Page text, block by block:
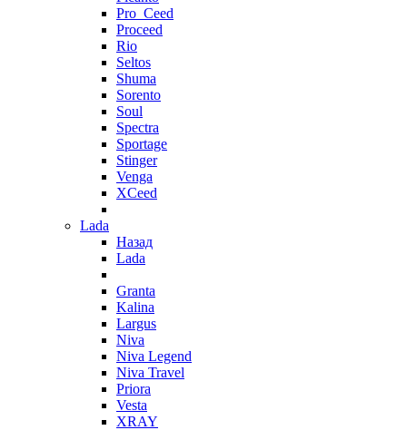
Pro_Ceed
Proceed
Rio
Seltos
Shuma
Sorento
Soul
Spectra
Sportage
Stinger
Venga
XCeed
Lada
Назад
Lada
Granta
Kalina
Largus
Niva
Niva Legend
Niva Travel
Priora
Vesta
XRAY